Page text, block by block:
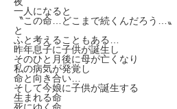
一人になると
〝この命…どこまで続くんだろう…〟
と
ふと考えることもある…
昨年息子に子供が誕生し
そのひと月後に母が亡くなり
私の病気が発覚し
命と向き合い…
そして今娘に子供が誕生する
生まれる命
死にゆく命